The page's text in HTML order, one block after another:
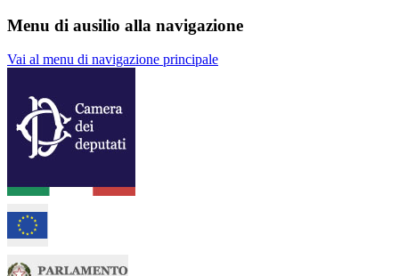
Menu di ausilio alla navigazione
Vai al menu di navigazione principale